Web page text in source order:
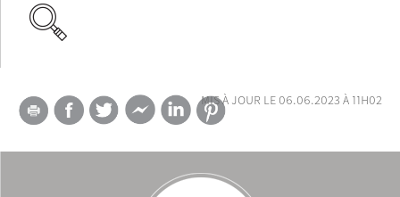
mis à jour le 06.06.2023 à 11h02